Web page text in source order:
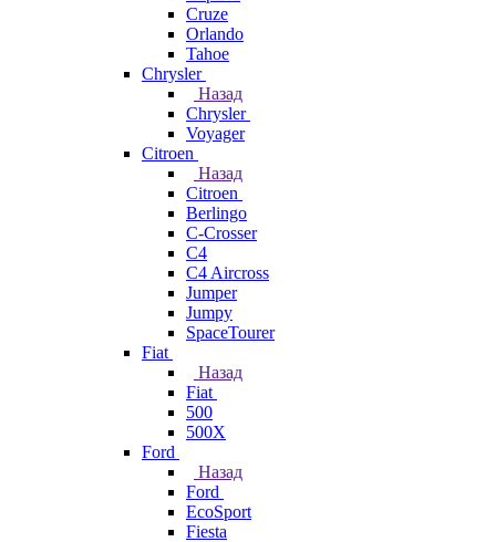
Cruze
Orlando
Tahoe
Chrysler
Назад
Chrysler
Voyager
Citroen
Назад
Citroen
Berlingo
C-Crosser
C4
C4 Aircross
Jumper
Jumpy
SpaceTourer
Fiat
Назад
Fiat
500
500X
Ford
Назад
Ford
EcoSport
Fiesta